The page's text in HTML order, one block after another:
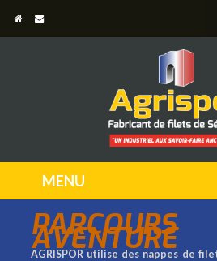
PARCOURS
AVENTURE
AGRISPOR utilise des nappes de